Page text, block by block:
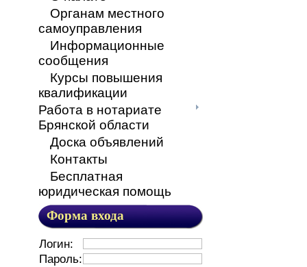
Органам местного
самоуправления
Информационные
сообщения
Курсы повышения
квалификации
Работа в нотариате
Брянской области
Доска объявлений
Контакты
Бесплатная
юридическая помощь
Форма входа
Логин:
Пароль: